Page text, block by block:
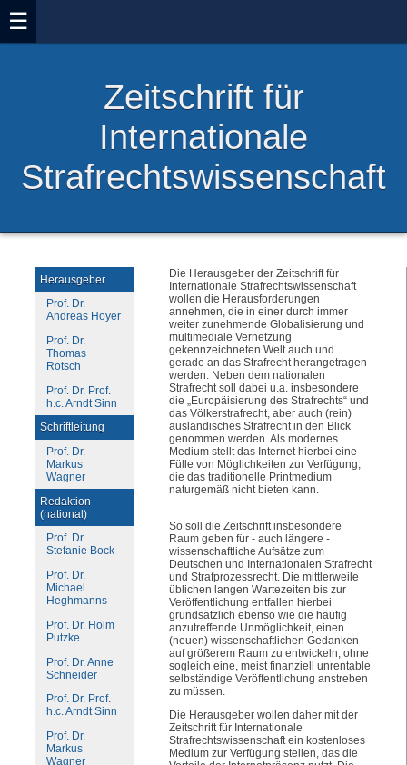
☰
Zeitschrift für
Internationale
Strafrechtswissenschaft
Herausgeber
Prof. Dr.
Andreas Hoyer
Prof. Dr.
Thomas
Rotsch
Prof. Dr. Prof.
h.c. Arndt Sinn
Schriftleitung
Prof. Dr.
Markus
Wagner
Redaktion
(national)
Prof. Dr.
Stefanie Bock
Prof. Dr.
Michael
Heghmanns
Prof. Dr. Holm
Putzke
Prof. Dr. Anne
Schneider
Prof. Dr. Prof.
h.c. Arndt Sinn
Prof. Dr.
Markus
Wagner
Die Herausgeber der Zeitschrift für
Internationale Strafrechtswissenschaft
wollen die Herausforderungen
annehmen, die in einer durch immer
weiter zunehmende Globalisierung und
multimediale Vernetzung
gekennzeichneten Welt auch und
gerade an das Strafrecht herangetragen
werden. Neben dem nationalen
Strafrecht soll dabei u.a. insbesondere
die „Europäisierung des Strafrechts“ und
das Völkerstrafrecht, aber auch (rein)
ausländisches Strafrecht in den Blick
genommen werden. Als modernes
Medium stellt das Internet hierbei eine
Fülle von Möglichkeiten zur Verfügung,
die das traditionelle Printmedium
naturgemäß nicht bieten kann.
So soll die Zeitschrift insbesondere
Raum geben für - auch längere -
wissenschaftliche Aufsätze zum
Deutschen und Internationalen Strafrecht
und Strafprozessrecht. Die mittlerweile
üblichen langen Wartezeiten bis zur
Veröffentlichung entfallen hierbei
grundsätzlich ebenso wie die häufig
anzutreffende Unmöglichkeit, einen
(neuen) wissenschaftlichen Gedanken
auf größerem Raum zu entwickeln, ohne
sogleich eine, meist finanziell unrentable
selbständige Veröffentlichung anstreben
zu müssen.
Die Herausgeber wollen daher mit der
Zeitschrift für Internationale
Strafrechtswissenschaft ein kostenloses
Medium zur Verfügung stellen, das die